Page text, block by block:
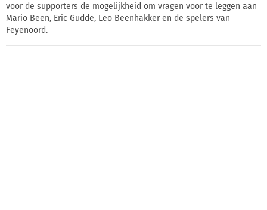
voor de supporters de mogelijkheid om vragen voor te leggen aan
Mario Been, Eric Gudde, Leo Beenhakker en de spelers van
Feyenoord.